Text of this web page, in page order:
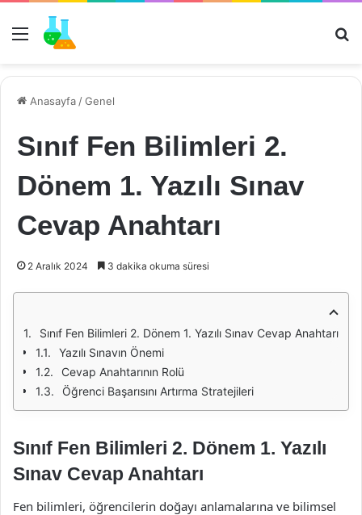
Menü
Anasayfa /Genel
Sınıf Fen Bilimleri 2.
Dönem 1. Yazılı Sınav
Cevap Anahtarı
2 Aralık 2024 3 dakika okuma süresi
Sınıf Fen Bilimleri 2. Dönem 1. Yazılı Sınav Cevap Anahtarı
Yazılı Sınavın Önemi
Cevap Anahtarının Rolü
Öğrenci Başarısını Artırma Stratejileri
Sınıf Fen Bilimleri 2. Dönem 1. Yazılı
Sınav Cevap Anahtarı
Fen bilimleri, öğrencilerin doğayı anlamalarına ve bilimsel